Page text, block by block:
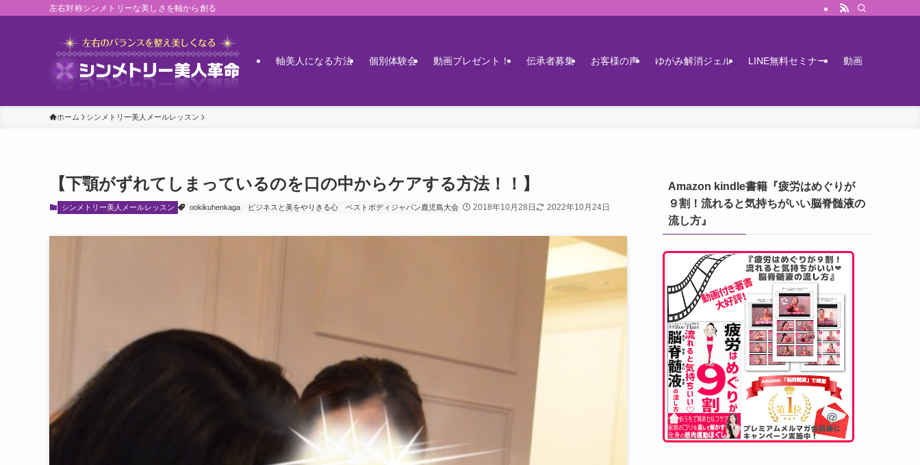
左右対称シンメトリーな美しさを軸から創る
軸美人になる方法 個別体験会 動画プレゼント！ 伝承者募集 お客様の声 ゆがみ解消ジェル LINE無料セミナー 動画
ホーム シンメトリー美人メールレッスン
【下顎がずれてしまっているのを口の中からケアする方法！！】
シンメトリー美人メールレッスン ookikuhenkaga ビジネスと美をやりきる心 ベストボディジャパン鹿児島大会 2018年10月28日 2022年10月24日
Amazon kindle書籍『疲労はめぐりが
９割！流れると気持ちがいい脳脊髄液の
流し方』